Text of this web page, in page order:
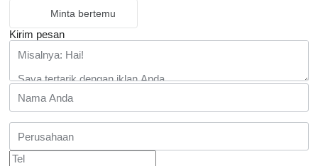
Minta bertemu
Kirim pesan